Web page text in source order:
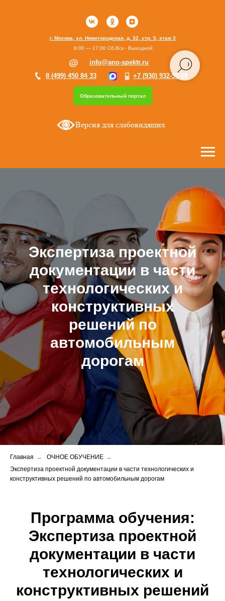
Образовательный портал
г. Москва, ул. Нижегородская, д. 32, стр. 5, этаж 3
+7 (930) 932-50-08
8 (499) 450 84 33
info@ano-spektr.ru
9:00 — 17:00 Сб,Вск - Выходной
Версия для слабовидящих
Экспертиза проектной
документации в части
технологических и
конструктивных
решений по
автомобильным
дорогам
Главная → ОЧНОЕ ОБУЧЕНИЕ →
Экспертиза проектной документации в части технологических и
конструктивных решений по автомобильным дорогам
Программа обучения:
Экспертиза проектной
документации в части
технологических и
конструктивных решений